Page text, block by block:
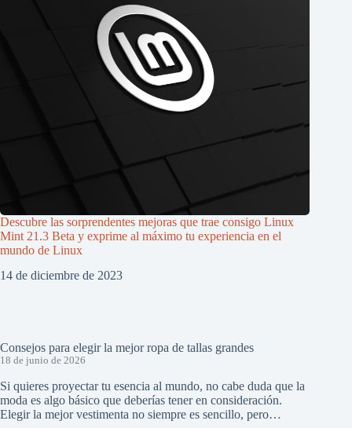
Descubre las sorprendentes mejoras que trae consigo Linux
Mint 21.3 Beta y exprime al máximo tu experiencia en el
mundo de Linux
14 de diciembre de 2023
Consejos para elegir la mejor ropa de tallas grandes
18 de junio de 2026
Si quieres proyectar tu esencia al mundo, no cabe duda que la
moda es algo básico que deberías tener en consideración.
Elegir la mejor vestimenta no siempre es sencillo, pero…